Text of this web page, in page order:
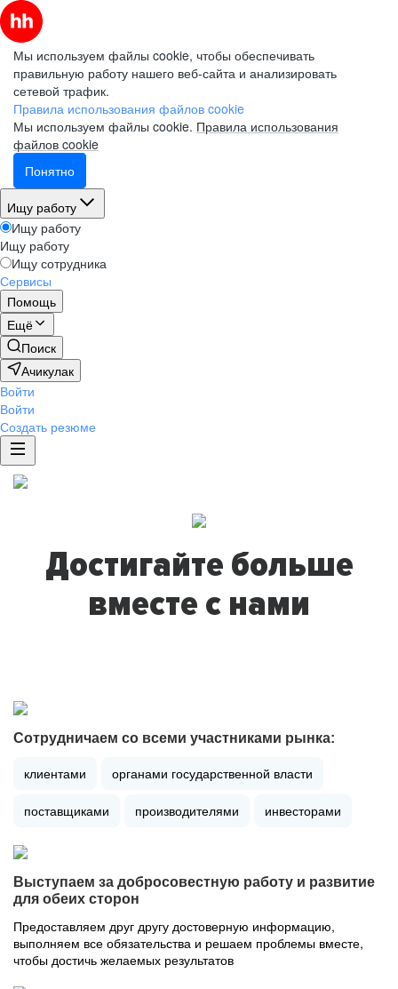
Мы используем файлы cookie, чтобы обеспечивать
правильную работу нашего веб-сайта и анализировать
сетевой трафик.
Правила использования файлов cookie
Мы используем файлы cookie. Правила использования
файлов cookie
Понятно
Ищу работу
Ищу работу
Ищу работу
Ищу сотрудника
Сервисы
Помощь
Ещё
Поиск
Ачикулак
Войти
Войти
Создать резюме
Достигайте больше
вместе с нами
Сотрудничаем со всеми участниками рынка:
клиентами органами государственной власти
поставщиками производителями инвесторами
Выступаем за добросовестную работу и развитие
для обеих сторон
Предоставляем друг другу достоверную информацию,
выполняем все обязательства и решаем проблемы вместе,
чтобы достичь желаемых результатов